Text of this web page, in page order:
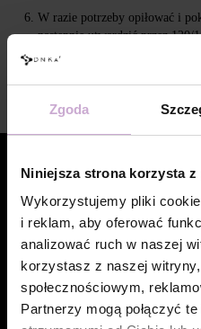
Zgoda
Niniejsza strona korzysta
Wykorzystujemy pliki
i reklam, aby oferować
analizować ruch w naszej
korzystasz z naszej
społecznościowym,
Partnerzy mogą połączyć
W razie potrzeby opiłować i
następnie utwardzić przez 120/
Usuniesz żel poprzez spiłowanie.
Wideo